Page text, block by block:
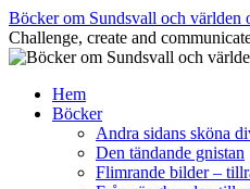
Hoppa
till
innehåll
Böcker om Sundsvall och världen
Challenge, create and
Hem
Böcker
Andra sidans sköna
Den tändande gnistan
Flimrande bilder –